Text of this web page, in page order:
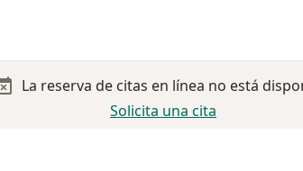
La reserva de citas en línea no está
Solicita una cita